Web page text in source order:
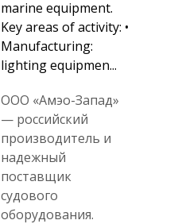
marine equipment.
Key areas of activity: •
Manufacturing:
lighting equipmen...
ООО «Амэо-Запад»
— российский
производитель и
надежный
поставщик
судового
оборудования.